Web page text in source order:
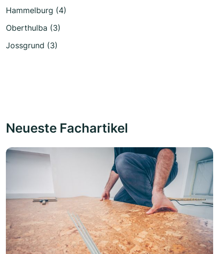
Hammelburg (4)
Oberthulba (3)
Jossgrund (3)
Neueste Fachartikel